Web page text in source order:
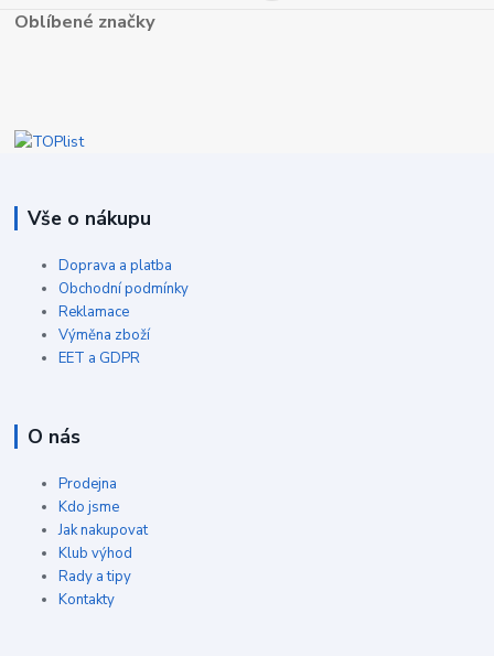
Oblíbené značky
Vše o nákupu
Doprava a platba
Obchodní podmínky
Reklamace
Výměna zboží
EET a GDPR
O nás
Prodejna
Kdo jsme
Jak nakupovat
Klub výhod
Rady a tipy
Kontakty